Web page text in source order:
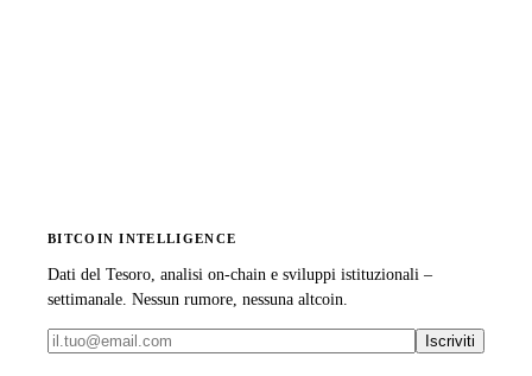
BITCOIN INTELLIGENCE
Dati del Tesoro, analisi on-chain e sviluppi istituzionali –
settimanale. Nessun rumore, nessuna altcoin.
Iscriviti